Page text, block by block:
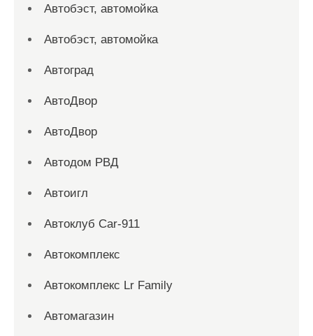
Автобэст, автомойка
Автобэст, автомойка
Автоград
АвтоДвор
АвтоДвор
Автодом РВД
Автоигл
Автоклуб Car-911
Автокомплекс
Автокомплекс Lr Family
Автомагазин